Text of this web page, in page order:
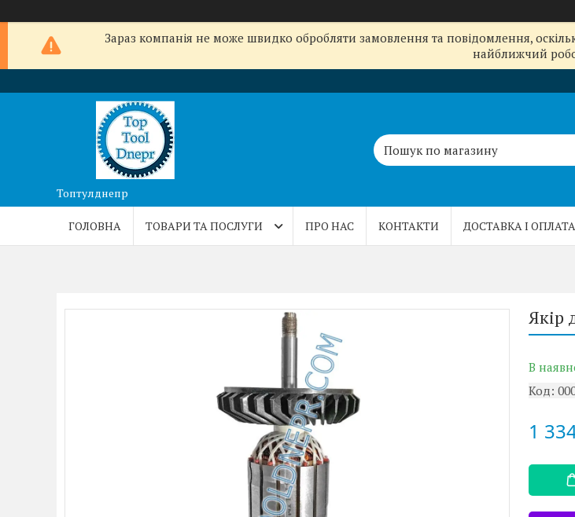
Зараз компанія не може швидко обробляти замовлення та повідомлення,
найближчий
Топтулднепр
ГОЛОВНА ТОВАРИ ТА ПОСЛУГИ ПРО НАС КОНТАКТИ ДОСТАВКА І ОПЛАТА
Якір
В
Код:
1